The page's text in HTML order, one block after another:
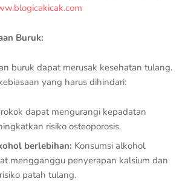
Buruk:
buruk dapat merusak kesehatan tulang.
yang harus dihindari:
dapat mengurangi kepadatan
risiko osteoporosis.
berlebihan: Konsumsi alkohol
mengganggu penyerapan kalsium dan
patah tulang.